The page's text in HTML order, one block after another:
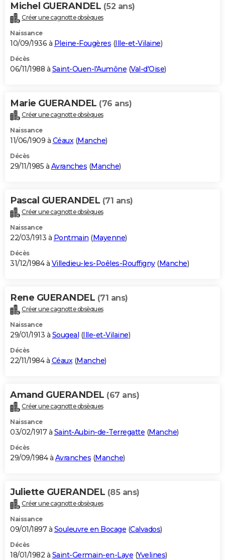
Michel GUERANDEL (52 ans)
Créer une cagnotte obsèques
Naissance
10/09/1936 à Pleine-Fougères (Ille-et-Vilaine)
Décès
06/11/1988 à Saint-Ouen-l'Aumône (Val-d'Oise)
Marie GUERANDEL (76 ans)
Créer une cagnotte obsèques
Naissance
11/06/1909 à Céaux(Manche)
Décès
29/11/1985 à Avranches (Manche)
Pascal GUERANDEL (71 ans)
Créer une cagnotte obsèques
Naissance
22/03/1913 à Pontmain (Mayenne)
Décès
31/12/1984 à Villedieu-les-Poêles-Rouffigny(Manche)
Rene GUERANDEL (71 ans)
Créer une cagnotte obsèques
Naissance
29/01/1913 à Sougeal (Ille-et-Vilaine)
Décès
22/11/1984 à Céaux(Manche)
Amand GUERANDEL (67 ans)
Créer une cagnotte obsèques
Naissance
03/02/1917 à Saint-Aubin-de-Terregatte (Manche)
Décès
29/09/1984 à Avranches (Manche)
Juliette GUERANDEL (85 ans)
Créer une cagnotte obsèques
Naissance
09/01/1897 à Souleuvre en Bocage (Calvados)
Décès
18/01/1982 à Saint-Germain-en-Laye (Yvelines)